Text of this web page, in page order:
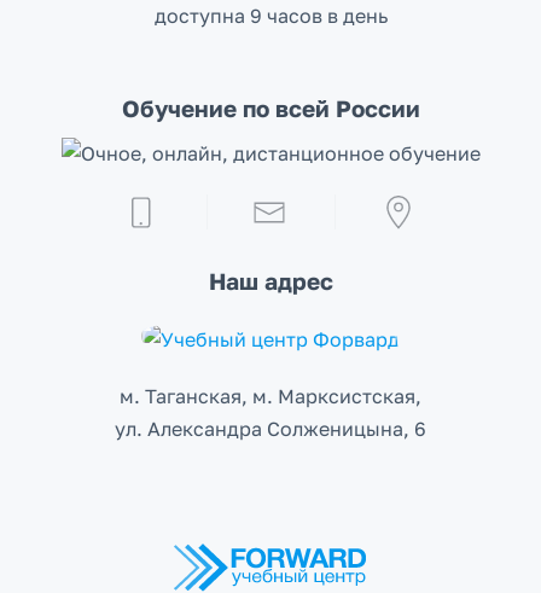
доступна 9 часов в день
Обучение по всей России
Наш адрес
м. Таганская, м. Марксистcкая,
ул. Александра Солженицына, 6